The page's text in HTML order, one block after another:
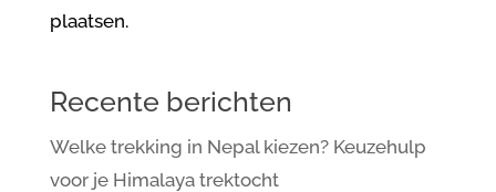
plaatsen.
Recente berichten
Welke trekking in Nepal kiezen? Keuzehulp
voor je Himalaya trektocht